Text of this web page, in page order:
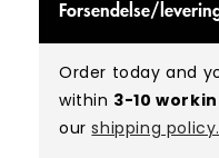
can expect items
with minimal
used, they
and are in
Forsendelse/
Order today and
within 3-10
ourshipping policy.